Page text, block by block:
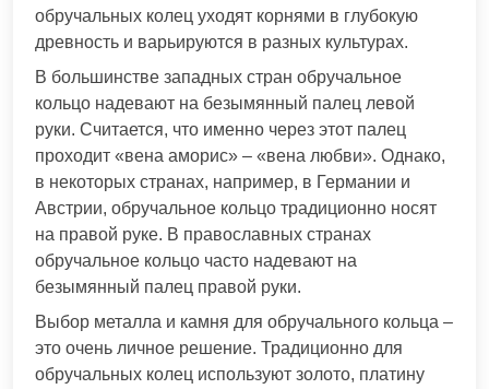
обручальных колец уходят корнями в глубокую
древность и варьируются в разных культурах.
В большинстве западных стран обручальное
кольцо надевают на безымянный палец левой
руки. Считается, что именно через этот палец
проходит «вена аморис» – «вена любви». Однако,
в некоторых странах, например, в Германии и
Австрии, обручальное кольцо традиционно носят
на правой руке. В православных странах
обручальное кольцо часто надевают на
безымянный палец правой руки.
Выбор металла и камня для обручального кольца –
это очень личное решение. Традиционно для
обручальных колец используют золото, платину